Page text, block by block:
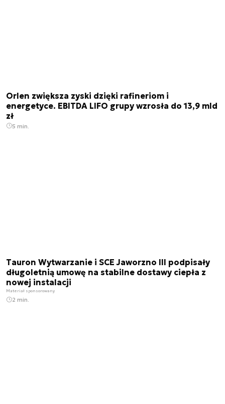
Orlen zwiększa zyski dzięki rafineriom i
energetyce. EBITDA LIFO grupy wzrosła do 13,9 mld
zł
5 min.
Tauron Wytwarzanie i SCE Jaworzno III podpisały
długoletnią umowę na stabilne dostawy ciepła z
nowej instalacji
Materiał sponsorowany
2 min.